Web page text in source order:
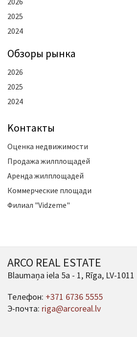
2025
2024
Oбзоры рынка
2026
2025
2024
Kонтакты
Оценка недвижимости
Продажа жилплощадей
Аренда жилплощадей
Коммерческие площади
Филиал "Vidzeme"
ARCO REAL ESTATE
Blaumaņa iela 5a - 1, Rīga, LV-1011
Телефон: +371 6736 5555
Э-почта: riga@arcoreal.lv